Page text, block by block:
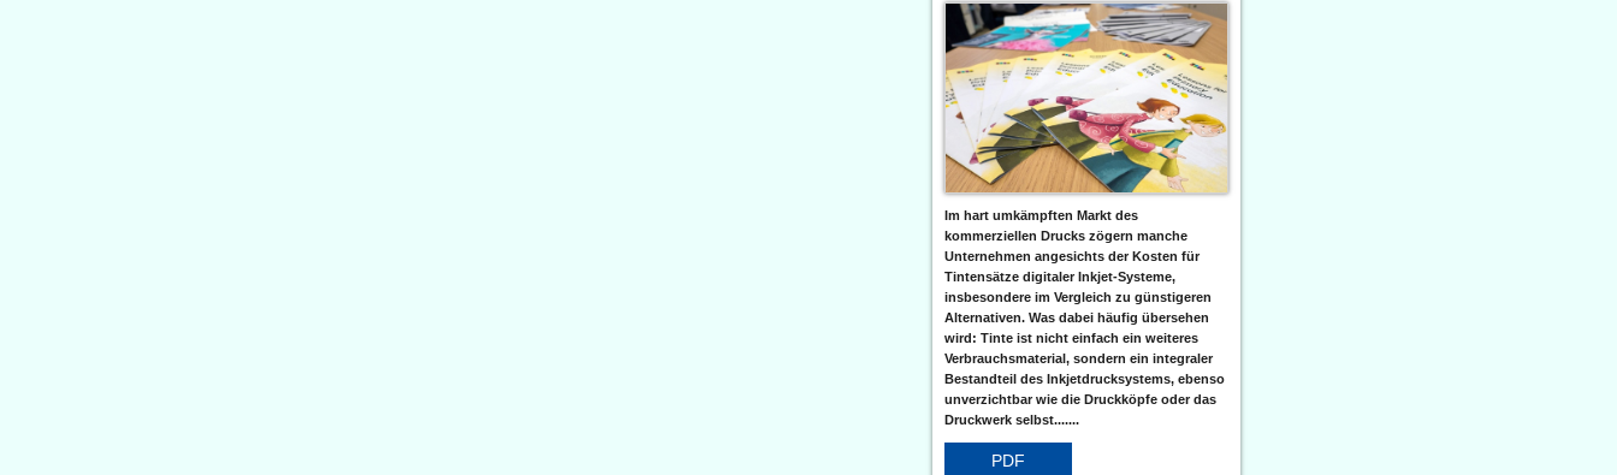
Im hart umkämpften Markt des
kommerziellen Drucks zögern manche
Unternehmen angesichts der Kosten für
Tintensätze digitaler Inkjet-Systeme,
insbesondere im Vergleich zu günstigeren
Alternativen. Was dabei häufig übersehen
wird: Tinte ist nicht einfach ein weiteres
Verbrauchsmaterial, sondern ein integraler
Bestandteil des Inkjetdrucksystems, ebenso
unverzichtbar wie die Druckköpfe oder das
Druckwerk selbst.......
PDF